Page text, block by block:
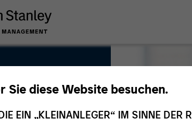
diese Website besuchen.
EIN „KLEINANLEGER“ IM SINNE